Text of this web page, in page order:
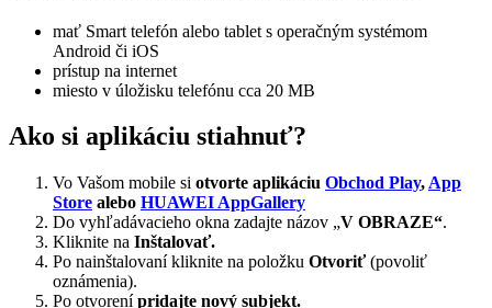
mať Smart telefón alebo tablet s operačným systémom
Android či iOS
prístup na internet
miesto v úložisku telefónu cca 20 MB
Ako si aplikáciu stiahnuť?
Vo Vašom mobile si otvorte aplikáciu Obchod Play, App
Store alebo HUAWEI AppGallery
Do vyhľadávacieho okna zadajte názov „V OBRAZE“.
Kliknite na Inštalovať.
Po nainštalovaní kliknite na položku Otvoriť(povoliť
oznámenia).
Po otvorenípridajte nový subjekt.